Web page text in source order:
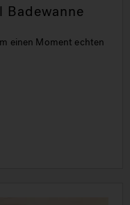
Badewanne
einen Moment echten